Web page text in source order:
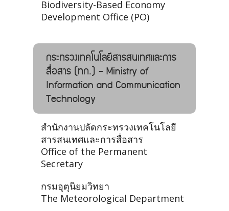
Biodiversity-Based Economy
Development Office (PO)
กระทรวงเทคโนโลยีสารสนเทศและการ
สื่อสาร (ทก.) - Ministry of
Information and Communication
Technology
สำนักงานปลัดกระทรวงเทคโนโลยี
สารสนเทศและการสื่อสาร
Office of the Permanent
Secretary
กรมอุตุนิยมวิทยา
The Meteorological Department